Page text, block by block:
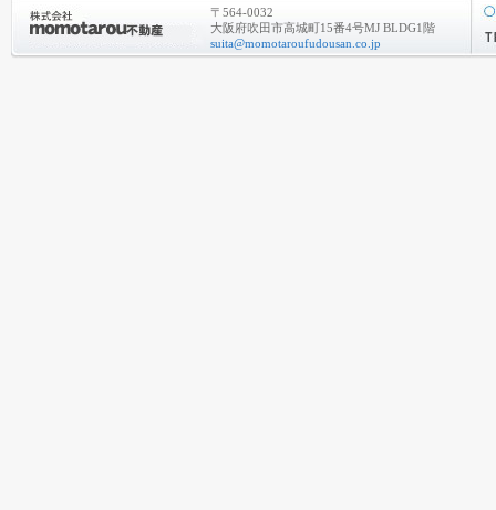
〒564-0032
大阪府吹田市高城町15番4号MJ BLDG1階
suita@momotaroufudousan.co.jp